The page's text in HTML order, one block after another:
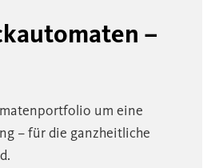
–
um eine
– für die ganzheitliche